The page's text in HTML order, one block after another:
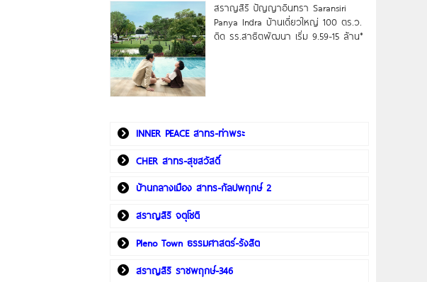
สราญสิริ ปัญญาอินทรา Saransiri
Panya Indra บ้านเดี่ยวใหญ่ 100 ตร.ว.
ดิด รร.สาธิตพัฒนา เริ่ม 9.59-15 ล้าน*
INNER PEACE สาทร-ท่าพระ
CHER สาทร-สุขสวัสดิ์
บ้านกลางเมือง สาทร-กัลปพฤกษ์ 2
สราญสิริ จตุโชติ
Pleno Town ธรรมศาสตร์-รังสิต
สราญสิริ ราชพฤกษ์-346